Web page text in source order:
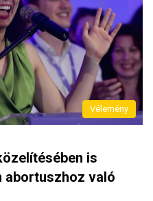
Vélemény
is
abortuszhoz való